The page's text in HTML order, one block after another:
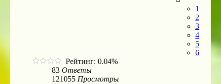
1
2
3
4
5
6
Рейтинг: 0.04%
83 Ответы
121055 Просмотры